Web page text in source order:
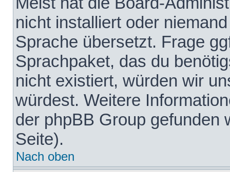
nicht installiert oder
Sprache übersetzt. Frage
Sprachpaket, das du
nicht existiert, würden wir
würdest. Weitere
der phpBB Group gefunden
Seite).
Nach oben